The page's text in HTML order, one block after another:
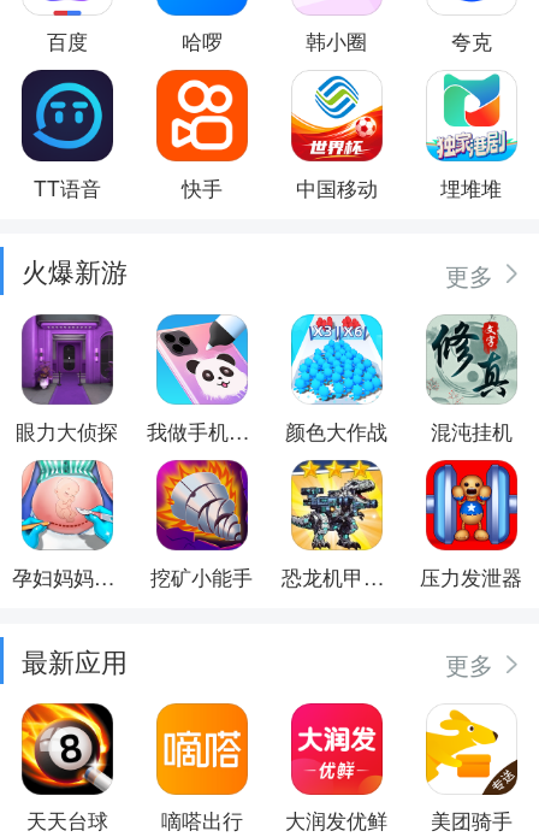
百度 哈啰 韩小圈 夸克
TT语音 快手 中国移动 埋堆堆
火爆新游 更多
眼力大侦探 我做手机壳特好看 颜色大作战 混沌挂机
孕妇妈妈日记 挖矿小能手 恐龙机甲射手 压力发泄器
最新应用 更多
天天台球 嘀嗒出行 大润发优鲜 美团骑手